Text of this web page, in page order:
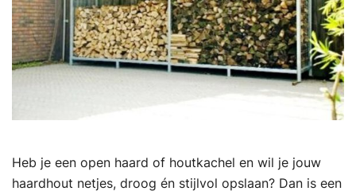
Heb je een open haard of houtkachel en wil je jouw
haardhout netjes, droog én stijlvol opslaan? Dan is een